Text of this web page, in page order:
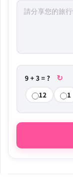
9 + 3 = ? ↻
12 1